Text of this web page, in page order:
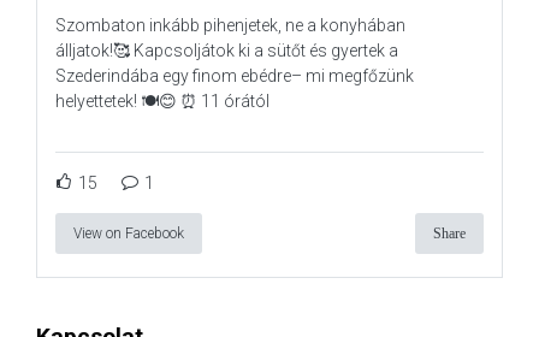
Szombaton inkább pihenjetek, ne a konyhában
álljatok!🥰 Kapcsoljátok ki a sütőt és gyertek a
Szederindába egy finom ebédre– mi megfőzünk
helyettetek! 🍽️😊 ⏰ 11 órától
15 1
View on Facebook Share